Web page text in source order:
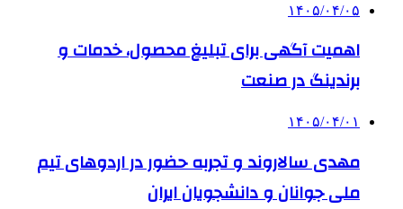
۱۴۰۵/۰۴/۰۵
اهمیت آگهی برای تبلیغ محصول، خدمات و
برندینگ در صنعت
۱۴۰۵/۰۴/۰۱
مهدی سالاروند و تجربه حضور در اردوهای تیم
ملی جوانان و دانشجویان ایران